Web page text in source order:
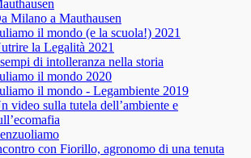
Milano a Mauthausen
il mondo (e la scuola!) 2021
la Legalità 2021
di intolleranza nella storia
il mondo 2020
il mondo - Legambiente 2019
video sulla tutela dell’ambiente e
con Fiorillo, agronomo di una tenuta